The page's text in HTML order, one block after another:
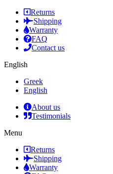
Returns
Shipping
Warranty
FAQ
Contact us
English
Greek
English
About us
Testimonials
Menu
Returns
Shipping
Warranty